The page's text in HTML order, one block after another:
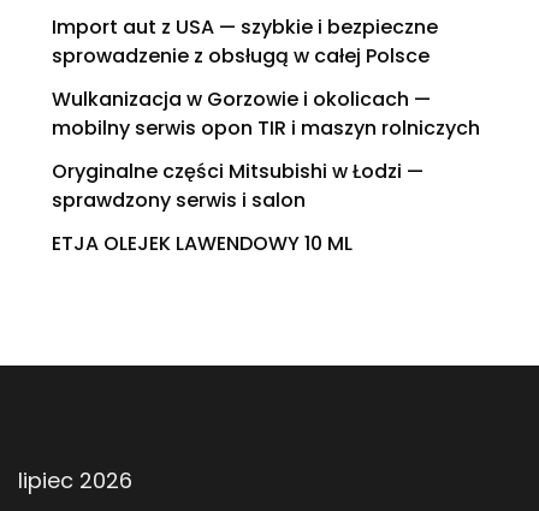
Import aut z USA — szybkie i bezpieczne
sprowadzenie z obsługą w całej Polsce
Wulkanizacja w Gorzowie i okolicach —
mobilny serwis opon TIR i maszyn rolniczych
Oryginalne części Mitsubishi w Łodzi —
sprawdzony serwis i salon
ETJA OLEJEK LAWENDOWY 10 ML
lipiec 2026